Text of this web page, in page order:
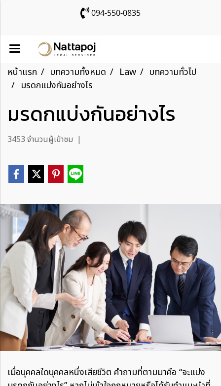
094-550-0835
หน้าแรก บทความทั้งหมด Law
บทความทั่วไป
มรดกแบ่งกันอย่างไร
มรดกแบ่งกันอย่างไร
3453 จำนวนผู้เข้าชม |
เมื่อบุคคลใดบุคคลหนึ่งเสียชีวิต คำถามที่ตามมาคือ “จะแบ่ง